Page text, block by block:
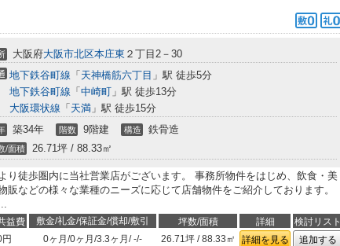
大阪府大阪市北区本庄東 ２丁目2－30
地下鉄谷町線 「 天神橋筋六丁目 」駅 徒歩5分
地下鉄谷町線 「 中崎町 」駅 徒歩13分
大阪環状線 「 天満 」駅 徒歩15分
築34年 階数 9階建 構造 鉄骨造
/面積 26.71坪 / 88.33㎡
り徒歩圏内に当社営業店がございます。 事務所物件をはじめ、飲食・美
販などの様々な業種のニーズに応じて店舗物件をご紹介しております。
益費 敷金/礼金/保証金/償却/敷引 坪数/面積 詳細
検討リスト
0ヶ月 /0ヶ月 /3.3ヶ月 /-/- 26.71坪 / 88.33㎡ 詳細を見る 追加する